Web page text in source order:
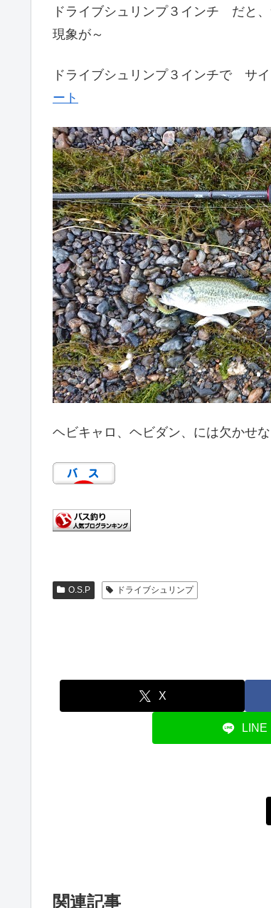
ドライブシュリンプ３インチ だと
現象が～
ドライブシュリンプ３インチで サ
ート
ヘビキャロ、ヘビダン、には欠かせ
O.S.P ドライブシュリンプ
X
LINE
関連記事